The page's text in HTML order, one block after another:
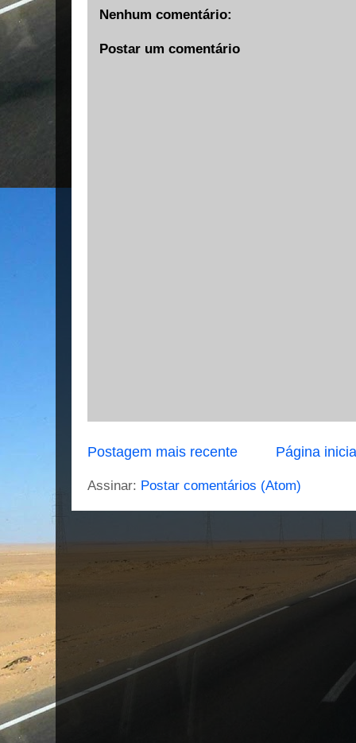
Nenhum comentário:
Postar um comentário
Postagem mais recente Página
Assinar: Postar comentários (Atom)